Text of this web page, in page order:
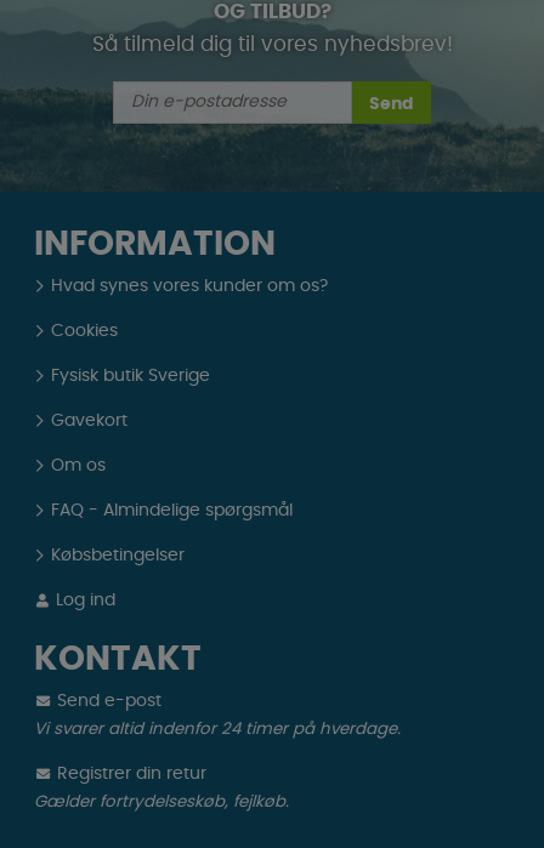
OG TILBUD?
Så tilmeld dig til vores nyhedsbrev!
Send
INFORMATION
Hvad synes vores kunder om os?
Cookies
Fysisk butik Sverige
Gavekort
Om os
FAQ - Almindelige spørgsmål
Købsbetingelser
Log ind
KONTAKT
Send e-post
Vi svarer altid indenfor 24 timer på hverdage.
Registrer din retur
Gælder fortrydelseskøb, fejlkøb.